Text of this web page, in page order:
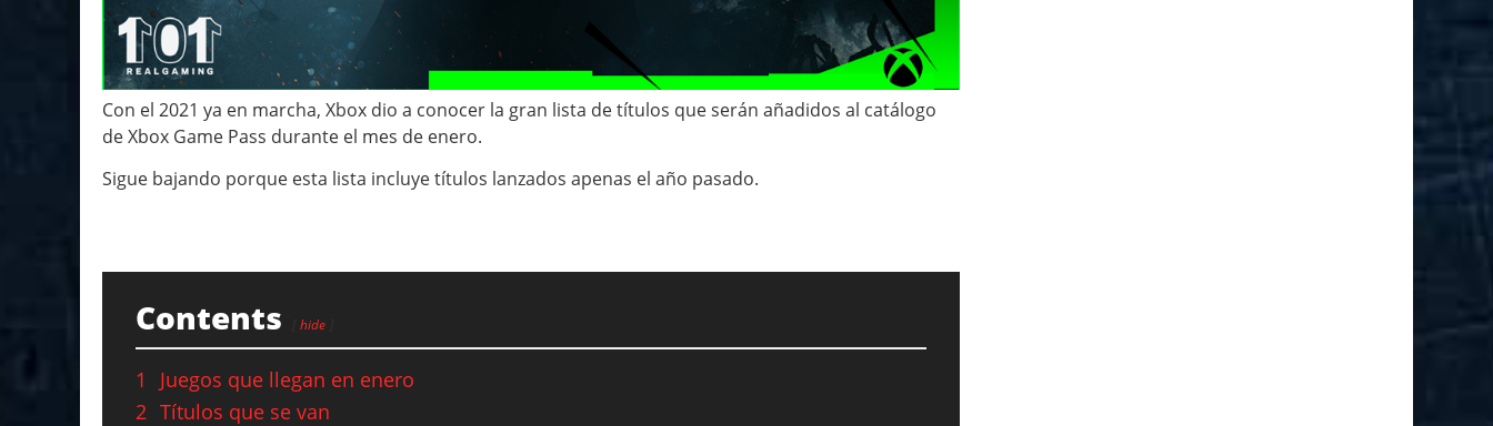
Con el 2021 ya en marcha, Xbox dio a conocer la gran lista de títulos que serán añadidos al catálogo
de Xbox Game Pass durante el mes de enero.
Sigue bajando porque esta lista incluye títulos lanzados apenas el año pasado.
Contents hide
1
Juegos que llegan en enero
2 Títulos que se van